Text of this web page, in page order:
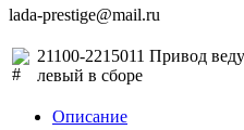
lada-prestige@mail.ru
21100-2215011 Привод
левый в сборе
Описание